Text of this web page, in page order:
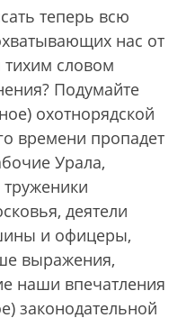
теперь всю
нас от
тихим словом
Подумайте
охотнорядской
времени пропадет
Урала,
деятели
и офицеры,
выражения,
наши впечатления
законодательной